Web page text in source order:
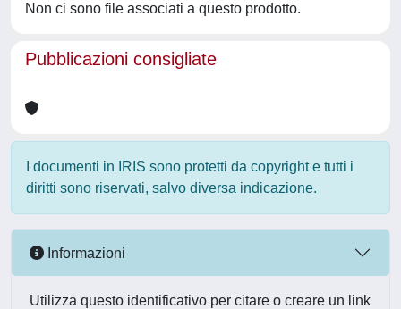
Non ci sono file associati a questo prodotto.
Pubblicazioni consigliate
I documenti in IRIS sono protetti da copyright e tutti i
diritti sono riservati, salvo diversa indicazione.
Informazioni
Utilizza questo identificativo per citare o creare un link